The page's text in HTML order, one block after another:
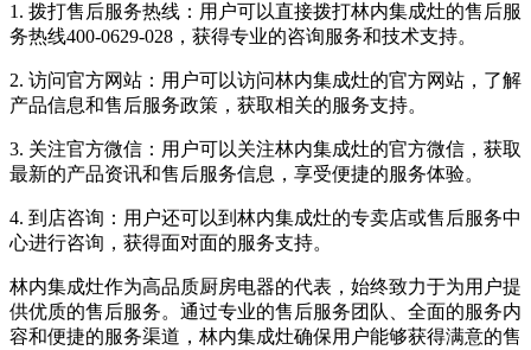
1. 拨打售后服务热线：用户可以直接拨打林内集成灶的售后服
务热线400-0629-028，获得专业的咨询服务和技术支持。
2. 访问官方网站：用户可以访问林内集成灶的官方网站，了解
产品信息和售后服务政策，获取相关的服务支持。
3. 关注官方微信：用户可以关注林内集成灶的官方微信，获取
最新的产品资讯和售后服务信息，享受便捷的服务体验。
4. 到店咨询：用户还可以到林内集成灶的专卖店或售后服务中
心进行咨询，获得面对面的服务支持。
林内集成灶作为高品质厨房电器的代表，始终致力于为用户提
供优质的售后服务。通过专业的售后服务团队、全面的服务内
容和便捷的服务渠道，林内集成灶确保用户能够获得满意的售